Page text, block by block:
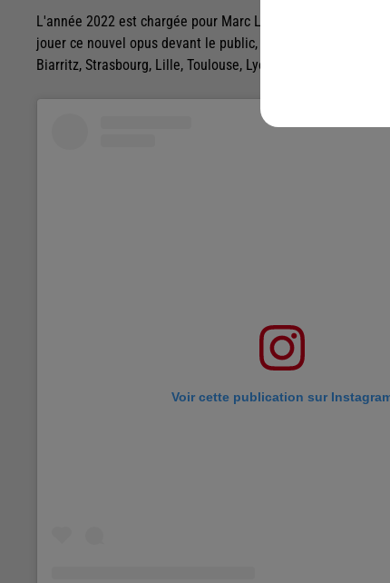
L'année 2022 est chargée pour Marc Lavoine. L'artiste sort
jouer ce nouvel opus devant le public, Marc Lavoine va
Biarritz, Strasbourg, Lille, Toulouse, Lyon, Annecy, Tours,
Voir cette publication sur